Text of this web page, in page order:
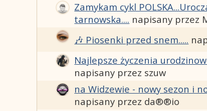
Zamykam cykl
tarnowska.... napisany przez
🎶 Piosenki przed snem.....
Najlepsze życzenia
napisany przez szuw
na Widzewie - nowy sezon i
napisany przez da®®io